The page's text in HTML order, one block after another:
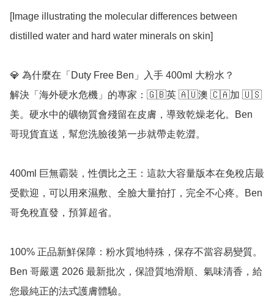
[Image illustrating the molecular differences between
distilled water and hard water minerals on skin]
💎 為什麼在「Duty Free Ben」入手 400ml 大粉水？
解決「海外硬水危機」的專家：🇬🇧英 🇦🇺澳 🇨🇦加 🇺🇸
美。硬水中的礦物質會殘留在皮膚，導致乾燥老化。Ben
哥現貨直送，幫您洗臉後第一步就帶走乾澀。
400ml 巨無霸裝，性價比之王：這款大容量版本在免稅店最
受歡迎，可以用來濕敷、全臉大量拍打，完全不心疼。Ben
哥免稅直發，預算超省。
100% 正品新鮮保障：粉水質地特殊，保存不當容易變質。
Ben 哥嚴選 2026 最新批次，保證質地滑順、氣味清香，給
您最純正的法式護膚體驗。